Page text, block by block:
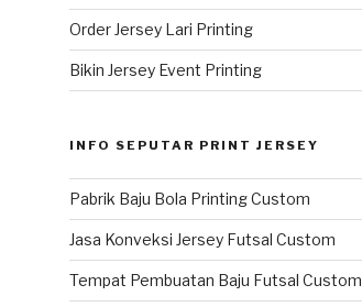
Order Jersey Lari Printing
Bikin Jersey Event Printing
INFO SEPUTAR PRINT JERSEY
Pabrik Baju Bola Printing Custom
Jasa Konveksi Jersey Futsal Custom
Tempat Pembuatan Baju Futsal Custom